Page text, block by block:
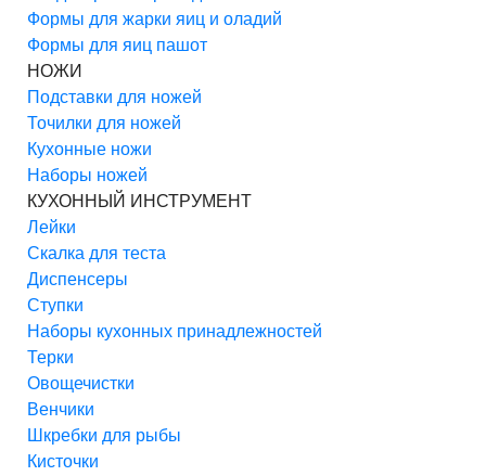
Формы для жарки яиц и оладий
Формы для яиц пашот
НОЖИ
Подставки для ножей
Точилки для ножей
Кухонные ножи
Наборы ножей
КУХОННЫЙ ИНСТРУМЕНТ
Лейки
Скалка для теста
Диспенсеры
Ступки
Наборы кухонных принадлежностей
Терки
Овощечистки
Венчики
Шкребки для рыбы
Кисточки